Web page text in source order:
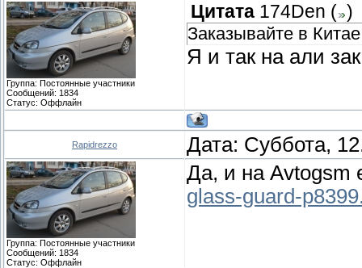
Группа: Постоянные участники
Сообщений: 1834
Статус: Оффлайн
Цитата 174Den ( )
Заказывайте в Китае
Я и так на али
Rapidrezzo Дата: Суббота,
Группа: Постоянные участники
Сообщений: 1834
Статус: Оффлайн
Да, и на Avtogsm
glass-guard-